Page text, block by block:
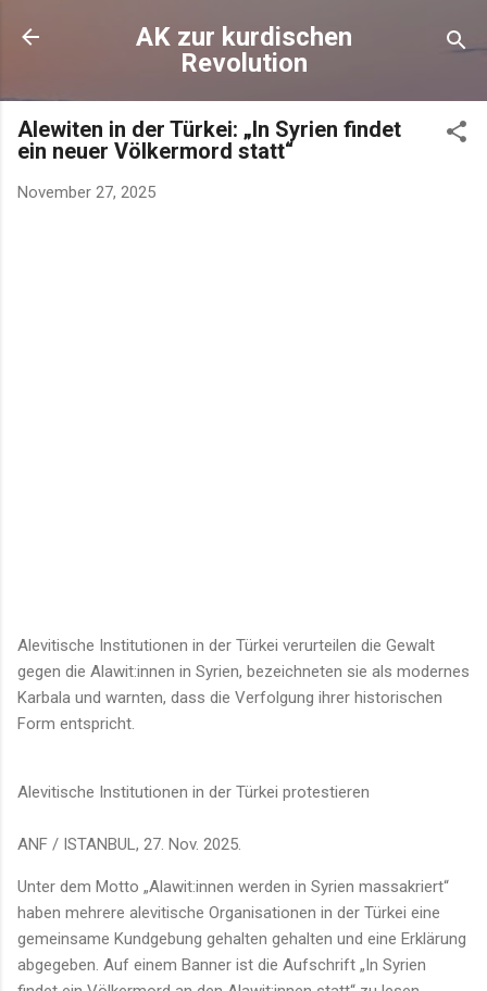
AK zur kurdischen
Revolution
Alewiten in der Türkei: „In Syrien findet
ein neuer Völkermord statt“
November 27, 2025
Alevitische Institutionen in der Türkei verurteilen die Gewalt
gegen die Alawit:innen in Syrien, bezeichneten sie als modernes
Karbala und warnten, dass die Verfolgung ihrer historischen
Form entspricht.
Alevitische Institutionen in der Türkei protestieren
ANF / ISTANBUL, 27. Nov. 2025.
Unter dem Motto „Alawit:innen werden in Syrien massakriert“
haben mehrere alevitische Organisationen in der Türkei eine
gemeinsame Kundgebung gehalten gehalten und eine Erklärung
abgegeben. Auf einem Banner ist die Aufschrift „In Syrien